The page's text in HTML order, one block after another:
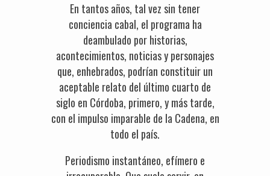
En tantos años, tal vez sin tener
conciencia cabal, el programa ha
deambulado por historias,
acontecimientos, noticias y personajes
que, enhebrados, podrían constituir un
aceptable relato del último cuarto de
siglo en Córdoba, primero, y más tarde,
con el impulso imparable de la Cadena, en
todo el país.
Periodismo instantáneo, efímero e